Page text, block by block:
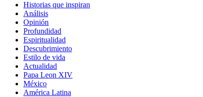
Historias que inspiran
Análisis
Opinión
Profundidad
Espiritualidad
Descubrimiento
Estilo de vida
Actualidad
Papa Leon XIV
México
América Latina